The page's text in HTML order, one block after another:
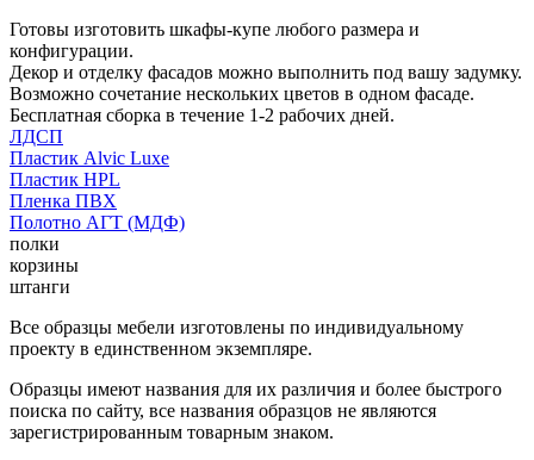
Готовы изготовить шкафы-купе любого размера и
конфигурации.
Декор и отделку фасадов можно выполнить под вашу задумку.
Возможно сочетание нескольких цветов в одном фасаде.
Бесплатная сборка в течение 1-2 рабочих дней.
ЛДСП
Пластик Alvic Luxe
Пластик HPL
Пленка ПВХ
Полотно АГТ (МДФ)
полки
корзины
штанги
Все образцы мебели изготовлены по индивидуальному
проекту в единственном экземпляре.
Образцы имеют названия для их различия и более быстрого
поиска по сайту, все названия образцов не являются
зарегистрированным товарным знаком.